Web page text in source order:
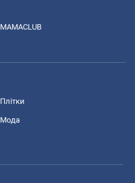
MAMACLUB
Плітки
Мода